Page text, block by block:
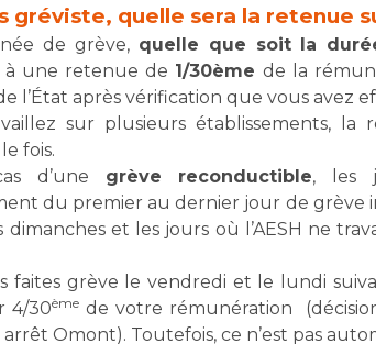
gréviste, quelle sera la retenue
de grève, quelle que soit la
une retenue de 1/30èmede la
l’État après vérification que vous avez
sur plusieurs établissements, la
fois.
d’une grève reconductible, les
du premier au dernier jour de grève
dimanches et les jours où l’AESH ne
faites grève le vendredi et le lundi
4/30ème de votre rémunération
arrêt Omont). Toutefois, ce n’est pas